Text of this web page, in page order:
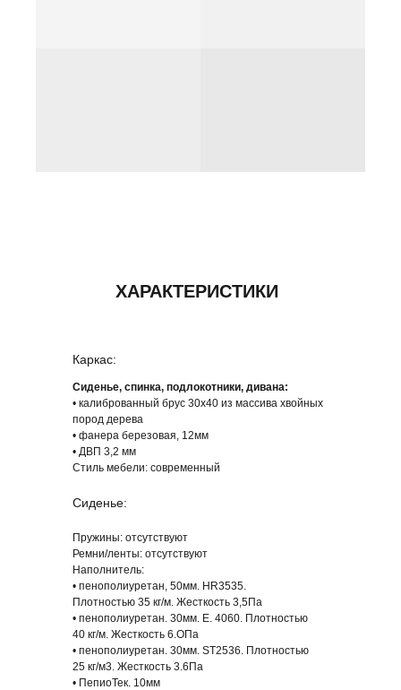
Сиденье, спинка, подлокотники, дивана:
• калиброванный брус 30х40 из массива хвойных
пород дерева
• фанера березовая, 12мм
• ДВП 3,2 мм
Стиль мебели: современный
Каркас:
Сиденье:
Пружины: отсутствуют
Ремни/ленты: отсутствуют
Наполнитель:
• пенополиуретан, 50мм. НR3535.
Плотностью 35 кг/м. Жесткость 3,5Па
• пенополиуретан. 30мм. Е. 4060. Плотностью
40 кг/м. Жесткость 6.ОПа
• пенополиуретан. 30мм. ST2536. Плотностью
25 кг/м3. Жесткость 3.6Па
• ПепиоТек. 10мм